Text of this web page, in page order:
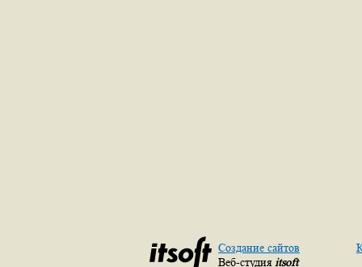
Создание сайтов
Веб-студия itsoft